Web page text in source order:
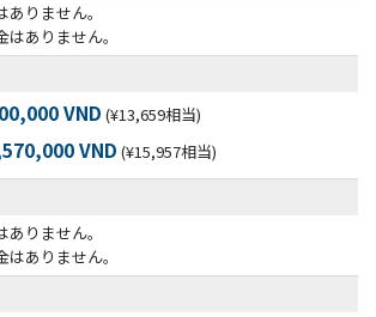
りません。
ありません。
VND (¥13,659相当)
VND (¥15,957相当)
りません。
ありません。